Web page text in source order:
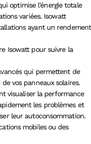
optimise l’énergie totale
variées. Isowatt
ayant un rendement
Isowatt pour suivre la
qui permettent de
vos panneaux solaires.
visualiser la performance
les problèmes et
leur autoconsommation.
mobiles ou des